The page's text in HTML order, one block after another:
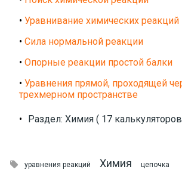
• Уравнивание химических реакций
• Сила нормальной реакции
• Опорные реакции простой балки
• Уравнения прямой, проходящей
трехмерном пространстве
• Раздел: Химия ( 17
 уравнения реакций Химия цепочка